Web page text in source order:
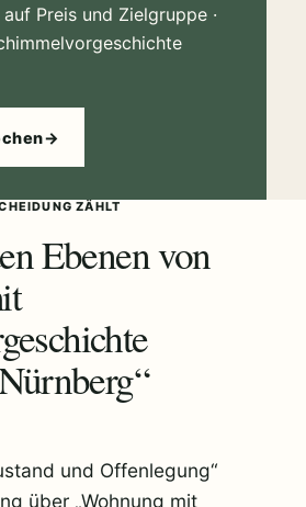
Preis und Zielgruppe ·
→
ZÄHLT
Ebenen von
und Offenlegung“
über „Wohnung mit